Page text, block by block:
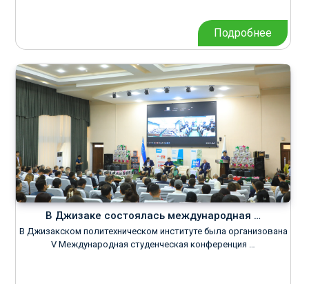
Подробнее
В Джизаке состоялась международная …
В Джизакском политехническом институте была организована
V Международная студенческая конференция …